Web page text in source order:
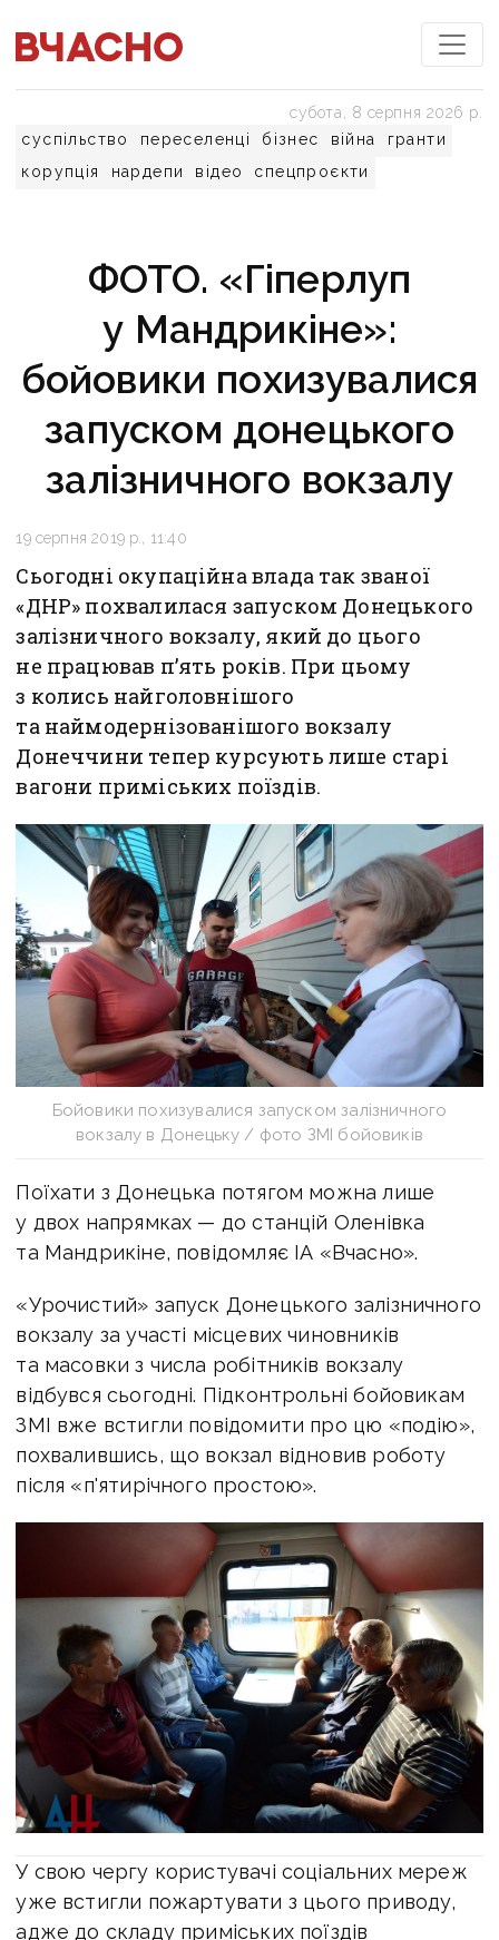
суспільство переселенці бізнес війна
гранти
корупція
нардепи відео спецпроєкти
субота, 8 серпня 2026 р.
ФОТО. «Гіперлуп
у Мандрикіне»:
бойовики похизувалися
запуском донецького
залізничного вокзалу
19 серпня 2019 р., 11:40
Сьогодні окупаційна влада так званої
«ДНР» похвалилася запуском Донецького
залізничного вокзалу, який до цього
не працював п’ять років. При цьому
з колись найголовнішого
та наймодернізованішого вокзалу
Донеччини тепер курсують лише старі
вагони приміських поїздів.
Бойовики похизувалися запуском залізничного
вокзалу в Донецьку / фото ЗМІ бойовиків
Поїхати з Донецька потягом можна лише
у двох напрямках — до станцій Оленівка
та Мандрикіне, повідомляє ІА «Вчасно».
«Урочистий» запуск Донецького залізничного
вокзалу за участі місцевих чиновників
та масовки з числа робітників вокзалу
відбувся сьогодні. Підконтрольні бойовикам
ЗМІ вже встигли повідомити про цю «подію»,
похвалившись, що вокзал відновив роботу
після «п'ятирічного простою».
У свою чергу користувачі соціальних мереж
уже встигли пожартувати з цього приводу,
адже до складу приміських поїздів